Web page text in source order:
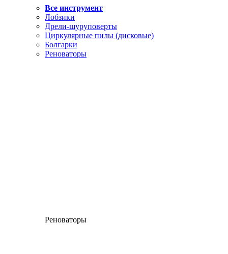
Все инструмент
Лобзики
Дрели-шуруповерты
Циркулярные пилы (дисковые)
Болгарки
Реноваторы
Реноваторы